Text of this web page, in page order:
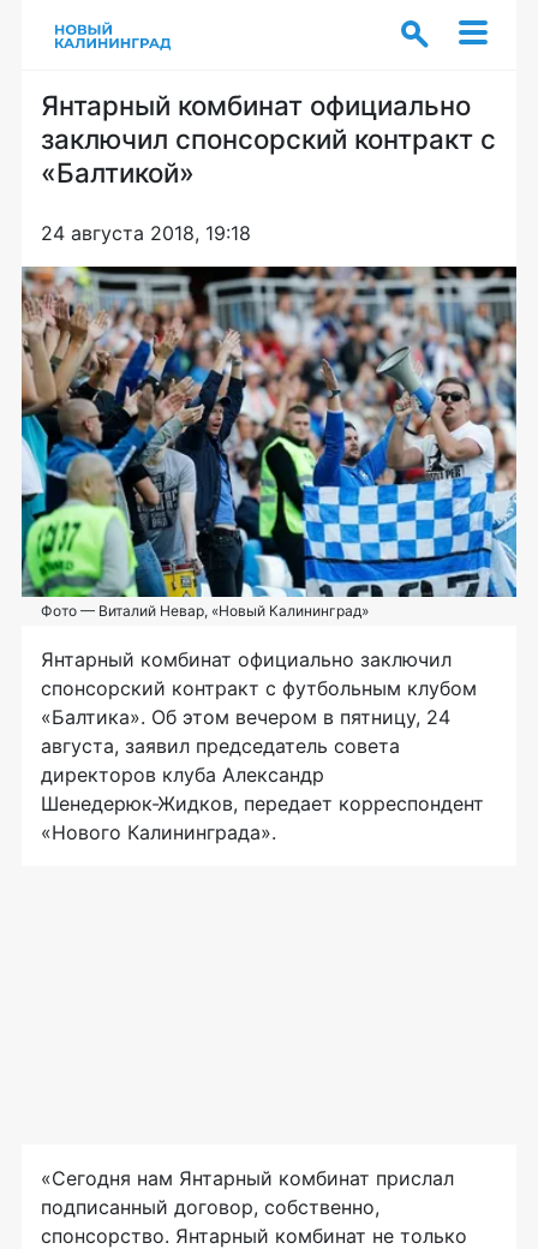
Янтарный комбинат официально
заключил спонсорский контракт с
«Балтикой»
24 августа 2018, 19:18
Фото — Виталий Невар, «Новый Калининград»
Янтарный комбинат официально заключил
спонсорский контракт с футбольным клубом
«Балтика». Об этом вечером в пятницу, 24
августа, заявил председатель совета
директоров клуба Александр
Шенедерюк-Жидков, передает корреспондент
«Нового Калининграда».
«Сегодня нам Янтарный комбинат прислал
подписанный договор, собственно,
спонсорство. Янтарный комбинат не только